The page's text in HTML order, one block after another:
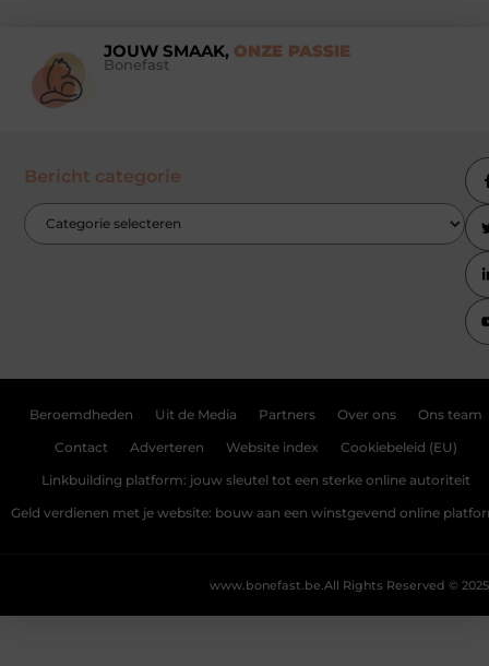
JOUW SMAAK, ONZE PASSIE
Bonefast
Bericht categorie
Beroemdheden Uit de Media Partners Over ons Ons team
Contact Adverteren Website index Cookiebeleid (EU)
Linkbuilding platform: jouw sleutel tot een sterke online autoriteit
Geld verdienen met je website: bouw aan een winstgevend online
All Rights Reserved © 2025
www.bonefast.be.